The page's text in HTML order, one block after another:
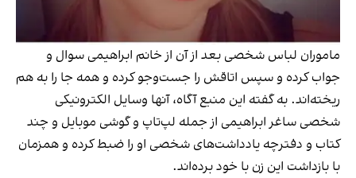
ماموران لباس شخصی بعد از آن از خانم ابراهیمی سوال و
جواب کرده و سپس اتاقش را جست‌وجو کرده و همه جا را به هم
ریخته‌اند. به گفته این منبع آگاه، آنها وسايل الکترونیکی
شخصی ساغر ابراهیمی از جمله لپ‌تاپ و گوشی‌ موبایل‌ و چند
کتاب‌ و دفترچه یادداشت‌های شخصی او را ضبط کرده و همزمان
با بازداشت این زن با خود برده‌اند.